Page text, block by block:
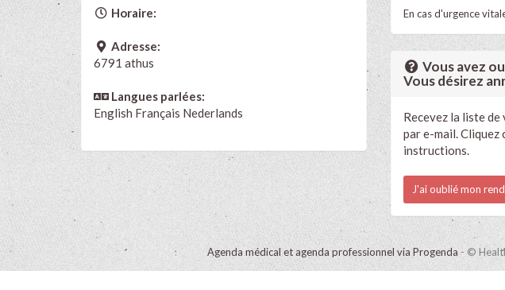
Horaire:
Adresse:
6791 athus
Langues parlées:
English Français Nederlands
En cas d'urgence
Vous avez
Vous désirez
Recevez la liste
par e-mail. Cliquez
instructions.
J'ai oublié mon
Agenda médical et agenda professionnel via Progenda - ©